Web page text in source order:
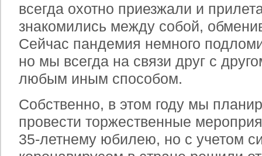
всегда охотно приезжали и
знакомились между собой,
Сейчас пандемия немного
но мы всегда на связи друг с
любым иным способом.
Собственно, в этом году мы
провести торжественные
35-летнему юбилею, но с учетом